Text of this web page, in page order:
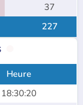
37
227
Heure
18:30:20